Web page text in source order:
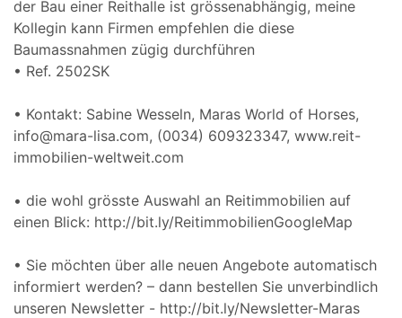
der Bau einer Reithalle ist grössenabhängig, meine
Kollegin kann Firmen empfehlen die diese
Baumassnahmen zügig durchführen
• Ref. 2502SK
• Kontakt: Sabine Wesseln, Maras World of Horses,
info@mara-lisa.com, (0034) 609323347, www.reit-
immobilien-weltweit.com
• die wohl grösste Auswahl an Reitimmobilien auf
einen Blick: http://bit.ly/ReitimmobilienGoogleMap
• Sie möchten über alle neuen Angebote automatisch
informiert werden? – dann bestellen Sie unverbindlich
unseren Newsletter - http://bit.ly/Newsletter-Maras